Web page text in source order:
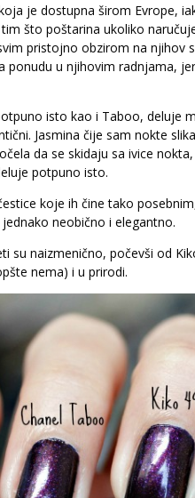
je dostupna širom Evrope,
tim što poštarina ukoliko
pristojno obzirom na njihov
ponudu u njihovim radnjama,
isto kao i Taboo, deluje
Jasmina čije sam nokte
da se skidaju sa ivice
potpuno isto.
koje ih čine tako
neobično i elegantno.
su naizmenično, počevši od
nema) i u prirodi.